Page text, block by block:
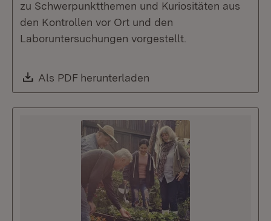
zu Schwerpunktthemen und Kuriositäten aus
den Kontrollen vor Ort und den
Laboruntersuchungen vorgestellt.
Download:
Als PDF herunterladen